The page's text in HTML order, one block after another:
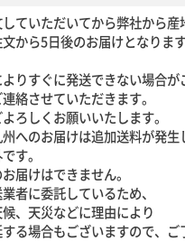
ていただいてから弊社から産
から5日後のお届けとなります
りすぐに発送できない場合が
絡させていただきます。
ろしくお願いいたします。
へのお届けは追加送料が発生
す。
届けはできません。
者に委託しているため、
、天災などに理由により
る場合もございますので、ご